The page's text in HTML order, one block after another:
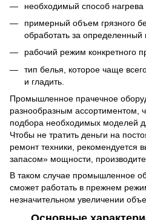
необходимый способ нагрева
примерный объем грязного
обработать за
рабочий режим конкретного
тип белья, которое чаще
и гладить.
Промышленное прачечное
разнообразным ассортиментом,
подбора необходимых моделей
Чтобы не тратить деньги на
ремонт техники, рекомендуется
запасом» мощности,
В таком случае промышленное
сможет работать в прежнем
незначительном увеличении